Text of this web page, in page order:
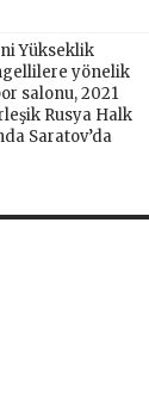
Yükseklik
yönelik
salonu, 2021
Rusya Halk
Saratov’da